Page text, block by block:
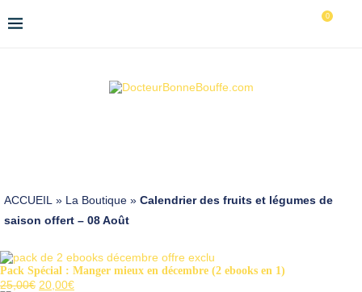
0
ACCUEIL » La Boutique » Calendrier des fruits et légumes de
saison offert – 08 Août
Pack Spécial : Manger mieux en décembre (2 ebooks en 1)
25,00€ Le
20,00€Le